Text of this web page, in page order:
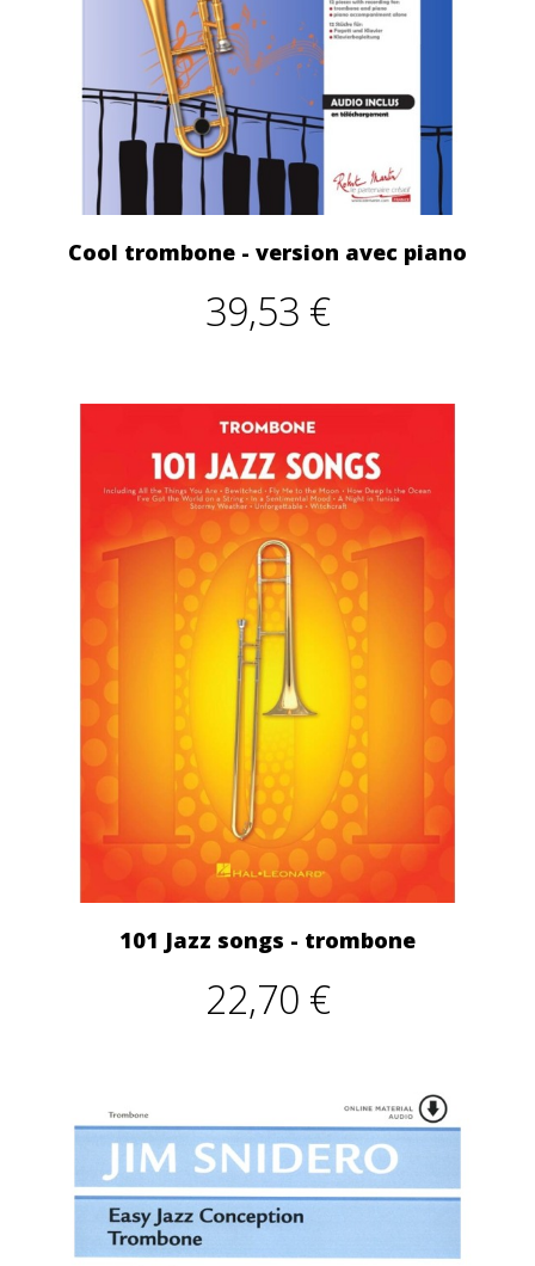
Cool trombone - version avec piano
39,53 €
101 Jazz songs - trombone
22,70 €